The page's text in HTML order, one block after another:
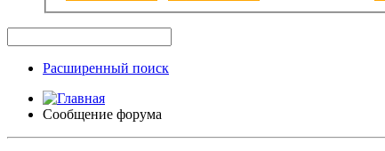
Расширенный поиск
Сообщение форума